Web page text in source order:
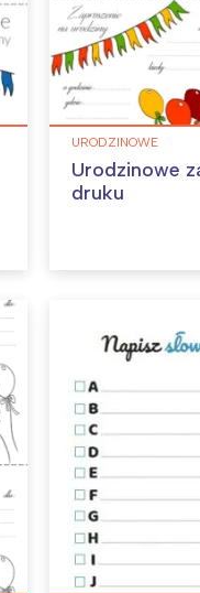
URODZINOWE
Urodzinowe
druku